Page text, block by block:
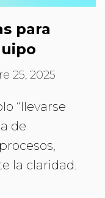
para
25, 2025
“llevarse
de
la claridad.